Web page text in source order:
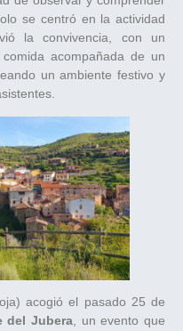
se centró en la actividad
la convivencia, con un
acompañada de un
un ambiente festivo y
acogió el pasado 25 de
del Jubera, un evento que